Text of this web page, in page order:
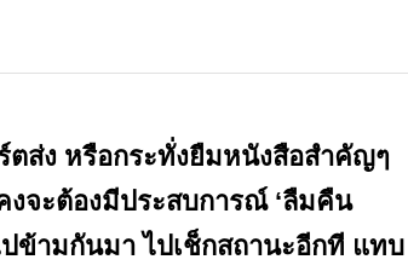
ตส่ง หรือกระทั่งยืมหนังสือสำคัญๆ
จะต้องมีประสบการณ์ ‘ลืมคืน
ข้ามกันมา ไปเช็กสถานะอีกที แทบ